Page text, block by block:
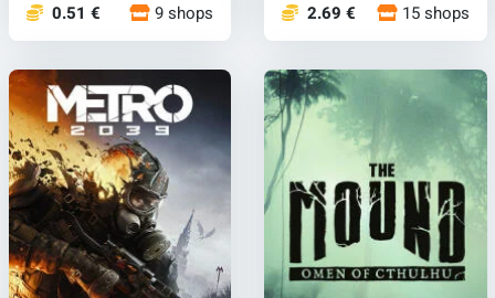
0.51 € 9 shops 2.69 € 15 shops